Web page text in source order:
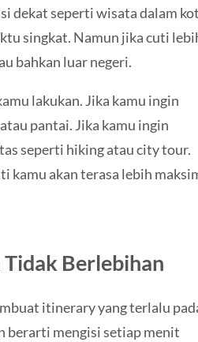
dekat seperti wisata dalam
singkat. Namun jika cuti
bahkan luar negeri.
lakukan. Jika kamu ingin
pantai. Jika kamu ingin
seperti hiking atau city tour.
kamu akan terasa lebih
Berlebihan
itinerary yang terlalu
berarti mengisi setiap menit